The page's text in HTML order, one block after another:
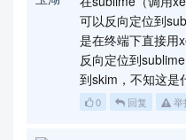
可以反向定位到
是在终端下直接用
反向定位到
到skim，不知这是
0 回复 举